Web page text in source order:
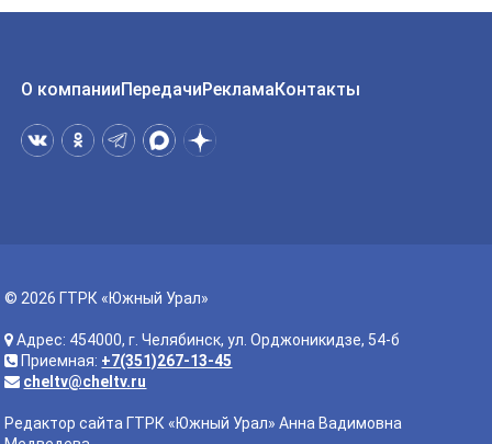
О компанииПередачиРекламаКонтакты
© 2026 ГТРК «Южный Урал»
Адрес: 454000, г. Челябинск, ул. Орджоникидзе, 54-б
Приемная: +7(351)267-13-45
cheltv@cheltv.ru
Редактор сайта ГТРК «Южный Урал» Анна Вадимовна